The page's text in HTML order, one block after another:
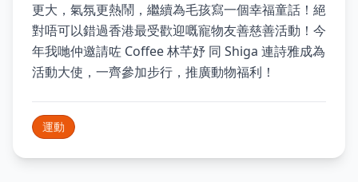
更大，氣氛更熱鬧，繼續為毛孩寫一個幸福童話！絕
對唔可以錯過香港最受歡迎嘅寵物友善慈善活動！今
年我哋仲邀請咗 Coffee 林芊妤 同 Shiga 連詩雅成為
活動大使，一齊參加步行，推廣動物福利！
運動